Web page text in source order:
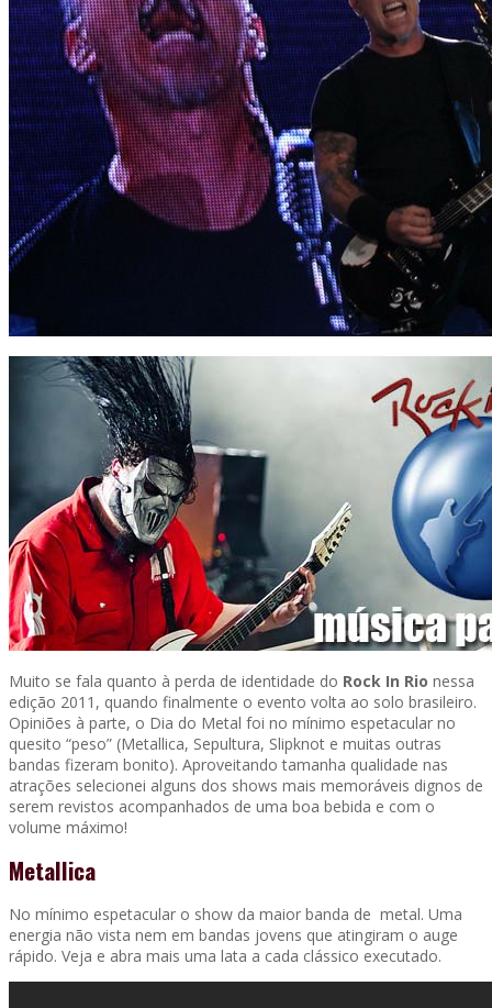
Muito se fala quanto à perda de identidade do Rock In Rio nessa
edição 2011, quando finalmente o evento volta ao solo brasileiro.
Opiniões à parte, o Dia do Metal foi no mínimo espetacular no
quesito “peso” (Metallica, Sepultura, Slipknot e muitas outras
bandas fizeram bonito). Aproveitando tamanha qualidade nas
atrações selecionei alguns dos shows mais memoráveis dignos de
serem revistos acompanhados de uma boa bebida e com o
volume máximo!
Metallica
No mínimo espetacular o show da maior banda de metal. Uma
energia não vista nem em bandas jovens que atingiram o auge
rápido. Veja e abra mais uma lata a cada clássico executado.